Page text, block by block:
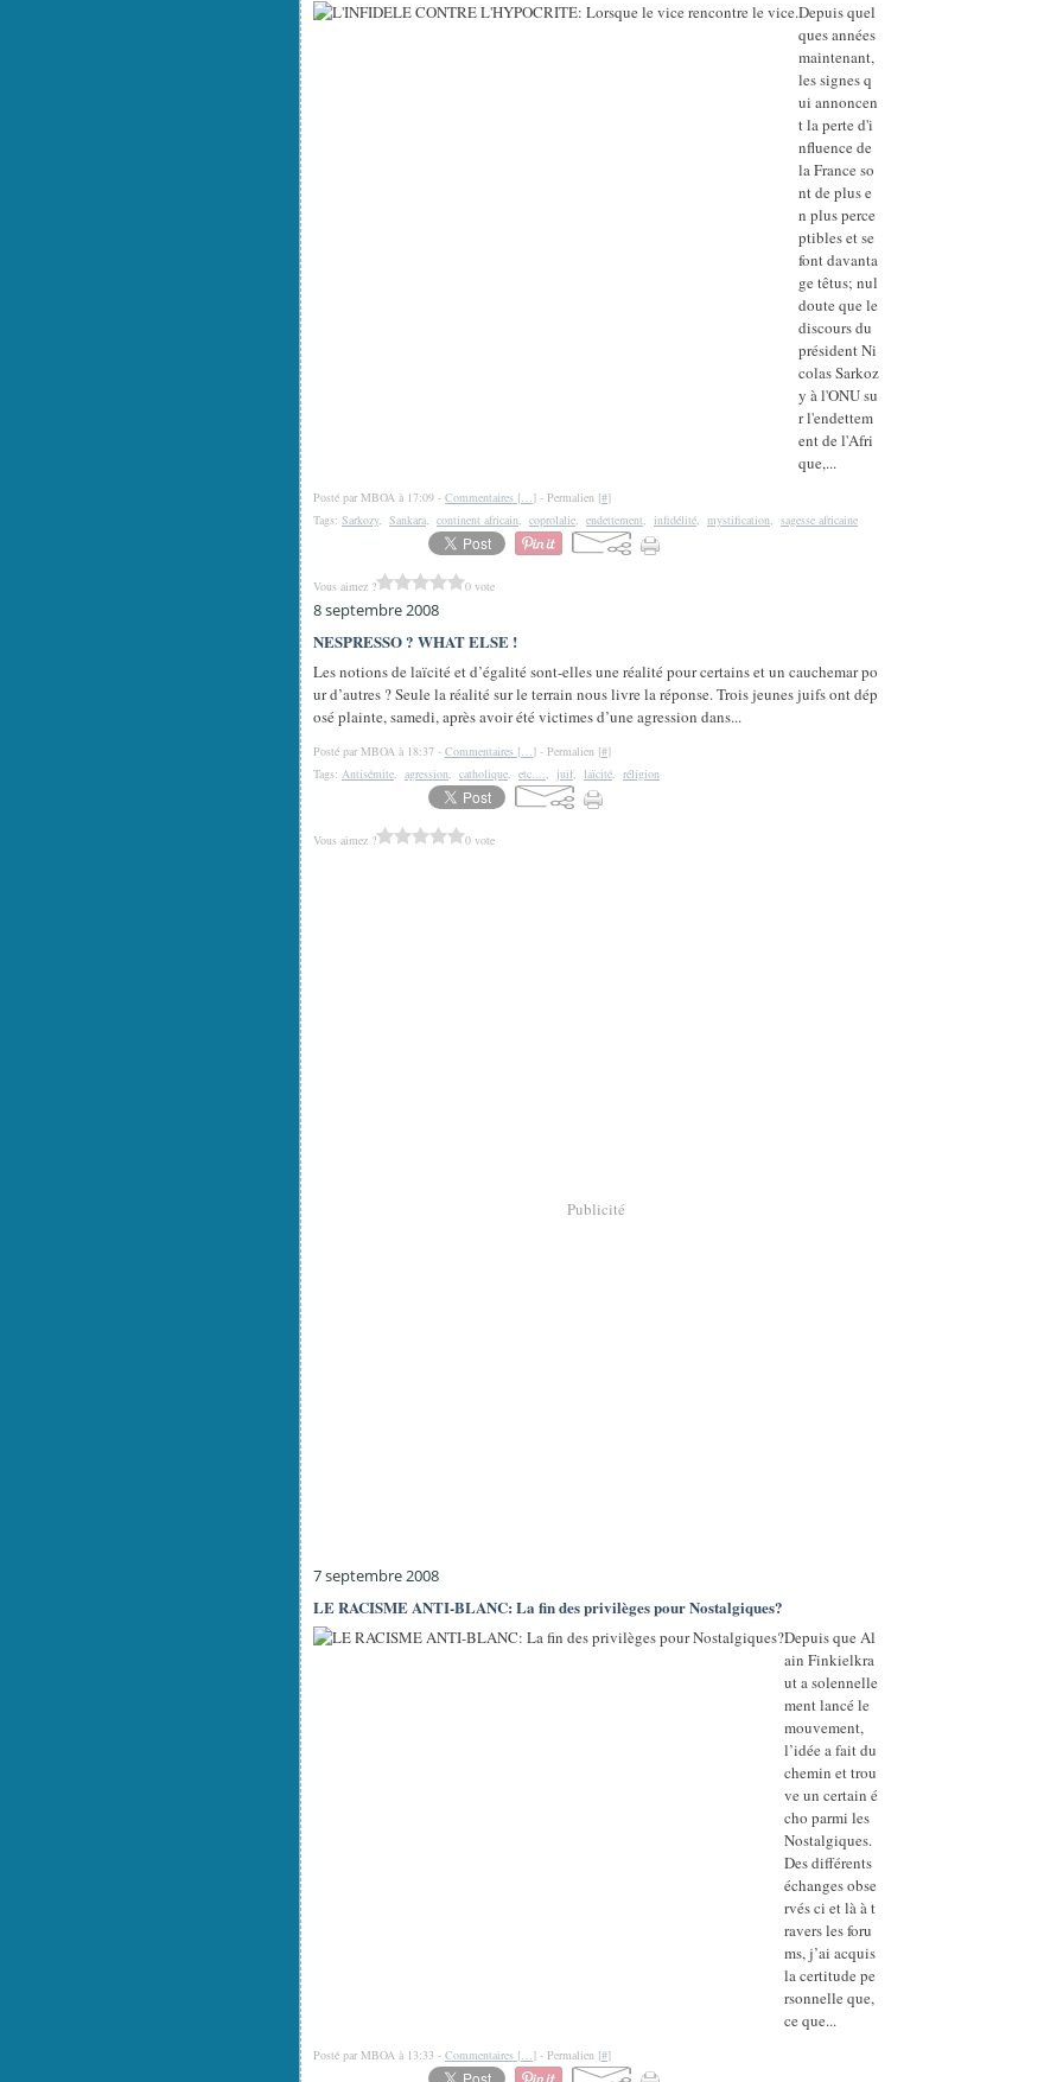
Depuis quel
ques années
maintenant,
les signes q
ui annoncen
t la perte d'i
nfluence de
la France so
nt de plus e
n plus perce
ptibles et se
font davanta
ge têtus; nul
doute que le
discours du
président Ni
colas Sarkoz
y à l'ONU su
r l'endettem
ent de l'Afri
que,...
Posté par MBOA à 17:09 - Commentaires […] - Permalien [#]
Tags: Sarkozy, Sankara, continent africain, coprolalie, endettement, infidélité, mystification, sagesse africaine
Vous aimez ? 0 vote
8 septembre 2008
NESPRESSO ? WHAT ELSE !
Les notions de laïcité et d’égalité sont-elles une réalité pour certains et un cauchemar po
ur d’autres ? Seule la réalité sur le terrain nous livre la réponse. Trois jeunes juifs ont dép
osé plainte, samedi, après avoir été victimes d’une agression dans...
Posté par MBOA à 18:37 - Commentaires […] - Permalien [#]
Tags: Antisémite, agression, catholique, etc...., juif, laïcité, réligion
Vous aimez ? 0 vote
Publicité
7 septembre 2008
LE RACISME ANTI-BLANC: La fin des privilèges pour Nostalgiques?
Depuis que Al
ain Finkielkra
ut a solennelle
ment lancé le
mouvement,
l’idée a fait du
chemin et trou
ve un certain é
cho parmi les
Nostalgiques.
Des différents
échanges obse
rvés ci et là à t
ravers les foru
ms, j’ai acquis
la certitude pe
rsonnelle que,
ce que...
Posté par MBOA à 13:33 - Commentaires […] - Permalien [#]